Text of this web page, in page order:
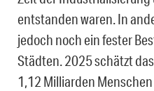
entstanden waren. In
jedoch noch ein fester
Städten. 2025 schätzt das
1,12 Milliarden